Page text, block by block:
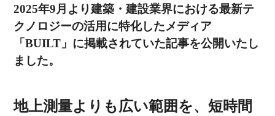
n
k
e
c
e
b
n
e
2025年9月より建築・建設業界における最新テ
クノロジーの活用に特化したメディア
「BUILT」に掲載されていた記事を公開いたし
ました。
地上測量よりも広い範囲を、短時間